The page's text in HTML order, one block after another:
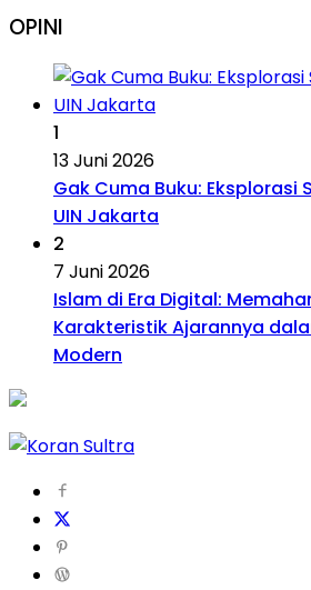
OPINI
1
13 Juni 2026
Gak Cuma Buku: Eksplorasi
UIN Jakarta
2
7 Juni 2026
Islam di Era Digital:
Karakteristik Ajarannya
Modern